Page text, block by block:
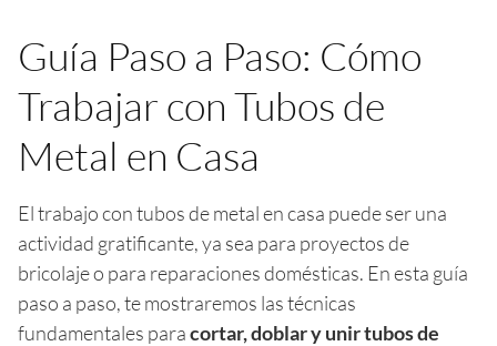
Guía Paso a Paso: Cómo
Trabajar con Tubos de
Metal en Casa
El trabajo con tubos de metal en casa puede ser una
actividad gratificante, ya sea para proyectos de
bricolaje o para reparaciones domésticas. En esta guía
paso a paso, te mostraremos las técnicas
fundamentales paracortar, doblar y unir tubos de